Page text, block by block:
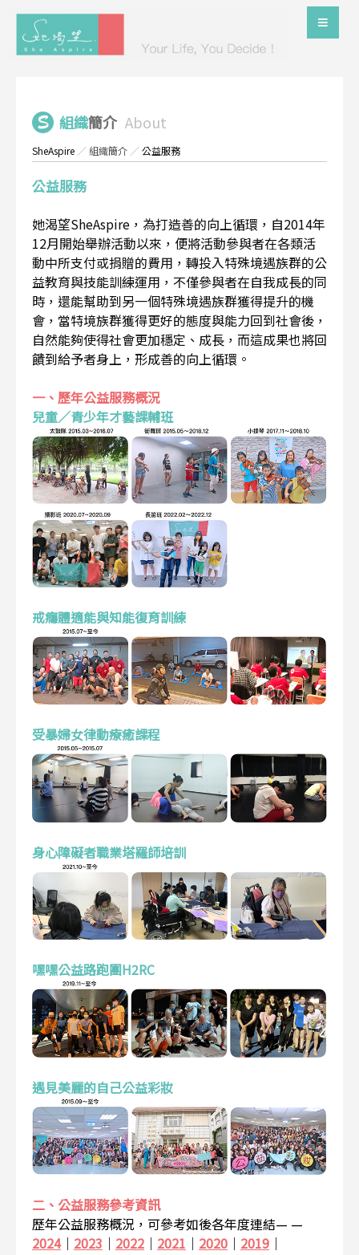
組織簡介 About
SheAspire ／組織簡介 ／公益服務
公益服務
她渴望SheAspire，為打造善的向上循環，自2014年
12月開始舉辦活動以來，便將活動參與者在各類活
動中所支付或捐贈的費用，轉投入特殊境遇族群的公
益教育與技能訓練運用，不僅參與者在自我成長的同
時，還能幫助到另一個特殊境遇族群獲得提升的機
會，當特境族群獲得更好的態度與能力回到社會後，
自然能夠使得社會更加穩定、成長，而這成果也將回
饋到給予者身上，形成善的向上循環。
一、歷年公益服務概況
兒童／青少年才藝課輔班
戒癮體適能與知能復育訓練
受暴婦女律動療癒課程
身心障礙者職業塔羅師培訓
嘿嘿公益路跑團H2RC
遇見美麗的自己公益彩妝
二、公益服務參考資訊
歷年公益服務概況，可參考如後各年度連結— —
2024｜ 2023 ｜ 2022 ｜ 2021 ｜ 2020 ｜ 2019 ｜